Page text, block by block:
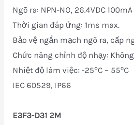
Ngõ ra: NPN-NO, 26.4VDC
Thời gian đáp ứng: 1ms max.
Bảo vệ ngắn mạch ngõ ra, cấp
Chức năng chỉnh độ nhạy: Không
Nhiệt độ làm việc: -25oC ~ 55oC
IEC 60529, IP66
E3F3-D31 2M